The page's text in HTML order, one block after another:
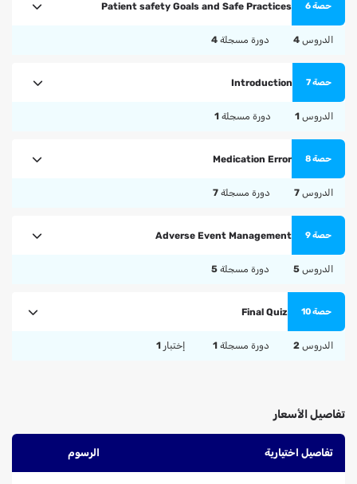
حصة 6 Patient safety Goals and Safe Practices
الدروس 4 دورة مسجلة 4
حصة 7 Introduction
الدروس 1 دورة مسجلة 1
حصة 8 Medication Error
الدروس 7 دورة مسجلة 7
حصة 9 Adverse Event Management
الدروس 5 دورة مسجلة 5
حصة 10 Final Quiz
الدروس 2 دورة مسجلة 1 إختبار 1
تفاصيل الأسعار
تفاصيل اختيارية الرسوم